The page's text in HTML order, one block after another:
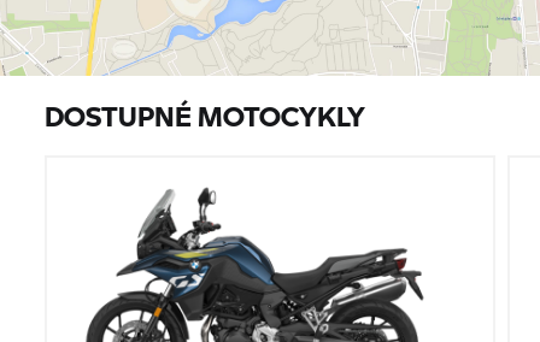
DOSTUPNÉ MOTOCYKLY